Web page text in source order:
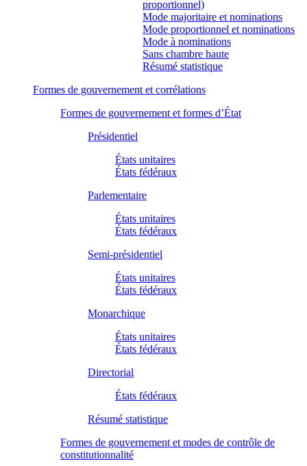
proportionnel)
Mode majoritaire et nominations
Mode proportionnel et nominations
Mode à nominations
Sans chambre haute
Résumé statistique
Formes de gouvernement et corrélations
Formes de gouvernement et formes d’État
Présidentiel
États unitaires
États fédéraux
Parlementaire
États unitaires
États fédéraux
Semi-présidentiel
États unitaires
États fédéraux
Monarchique
États unitaires
États fédéraux
Directorial
États fédéraux
Résumé statistique
Formes de gouvernement et modes de contrôle de
constitutionnalité